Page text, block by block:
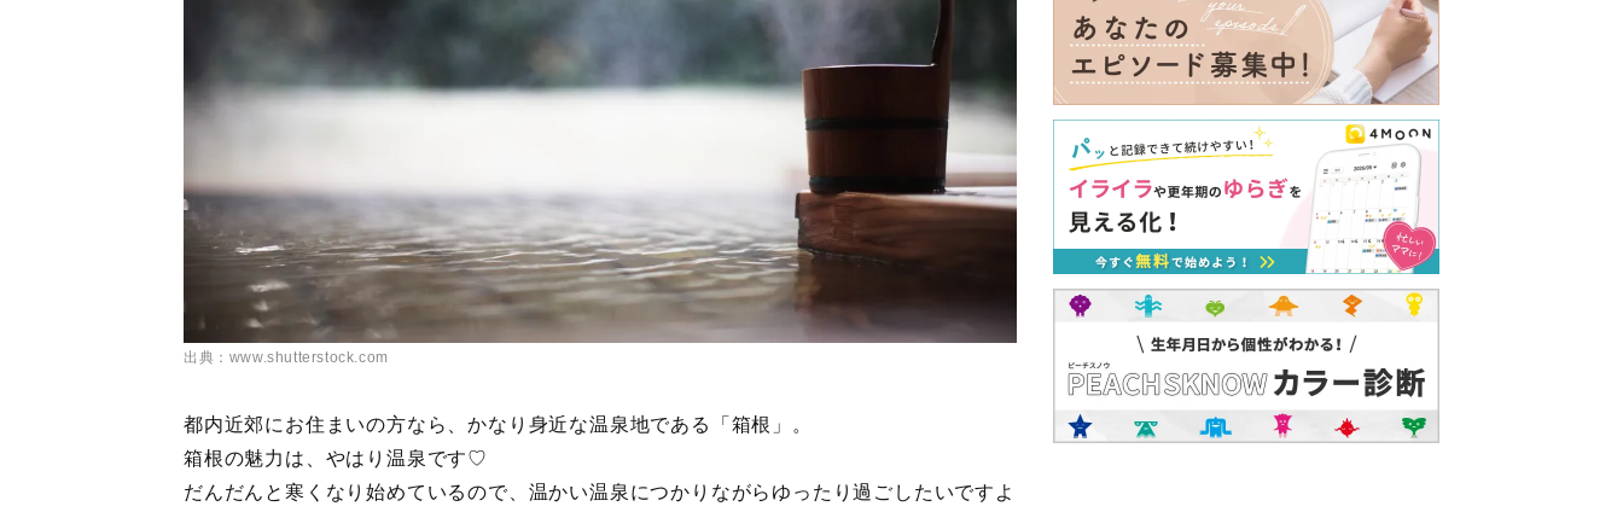
出典：www.shutterstock.com
都内近郊にお住まいの方なら、かなり身近な温泉地である「箱根」。
箱根の魅力は、やはり温泉です♡
だんだんと寒くなり始めているので、温かい温泉につかりながらゆったり過ごしたいですよ